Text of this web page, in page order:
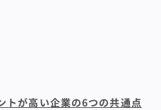
トが高い企業の6つの共通点